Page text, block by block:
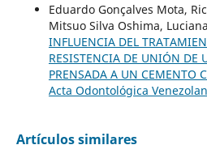
Eduardo Gonçalves Mota,
Mitsuo Silva Oshima,
INFLUENCIA DEL
RESISTENCIA DE UNIÓN DE
PRENSADA A UN CEMENTO
Acta Odontológica
Artículos similares